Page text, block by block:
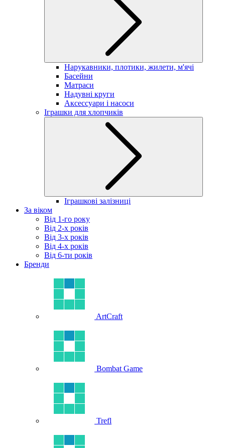
Нарукавники, плотики, жилети, м'ячі
Басейни
Матраси
Надувні круги
Аксессуари і насоси
Іграшки для хлопчиків
Іграшкові залізниці
За віком
Від 1-го року
Від 2-х років
Від 3-х років
Від 4-х років
Від 6-ти років
Бренди
ArtCraft
Bombat Game
Trefl